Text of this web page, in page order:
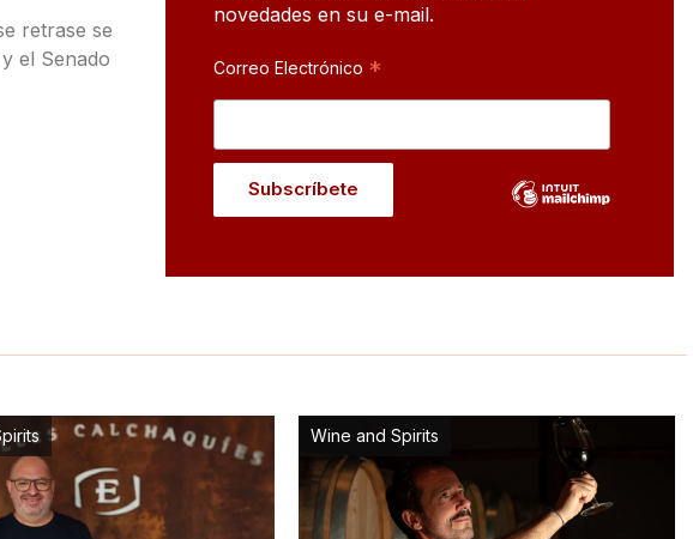
retrase se
el Senado
novedades en su e-mail.
Correo Electrónico *
Wine and Spirits